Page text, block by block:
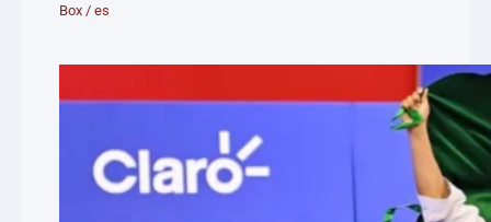
Box /es